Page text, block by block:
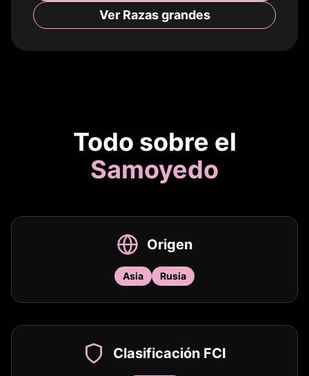
Ver Razasgrandes
Todo sobre el
Samoyedo
Origen
Asia Rusia
Clasificación FCI